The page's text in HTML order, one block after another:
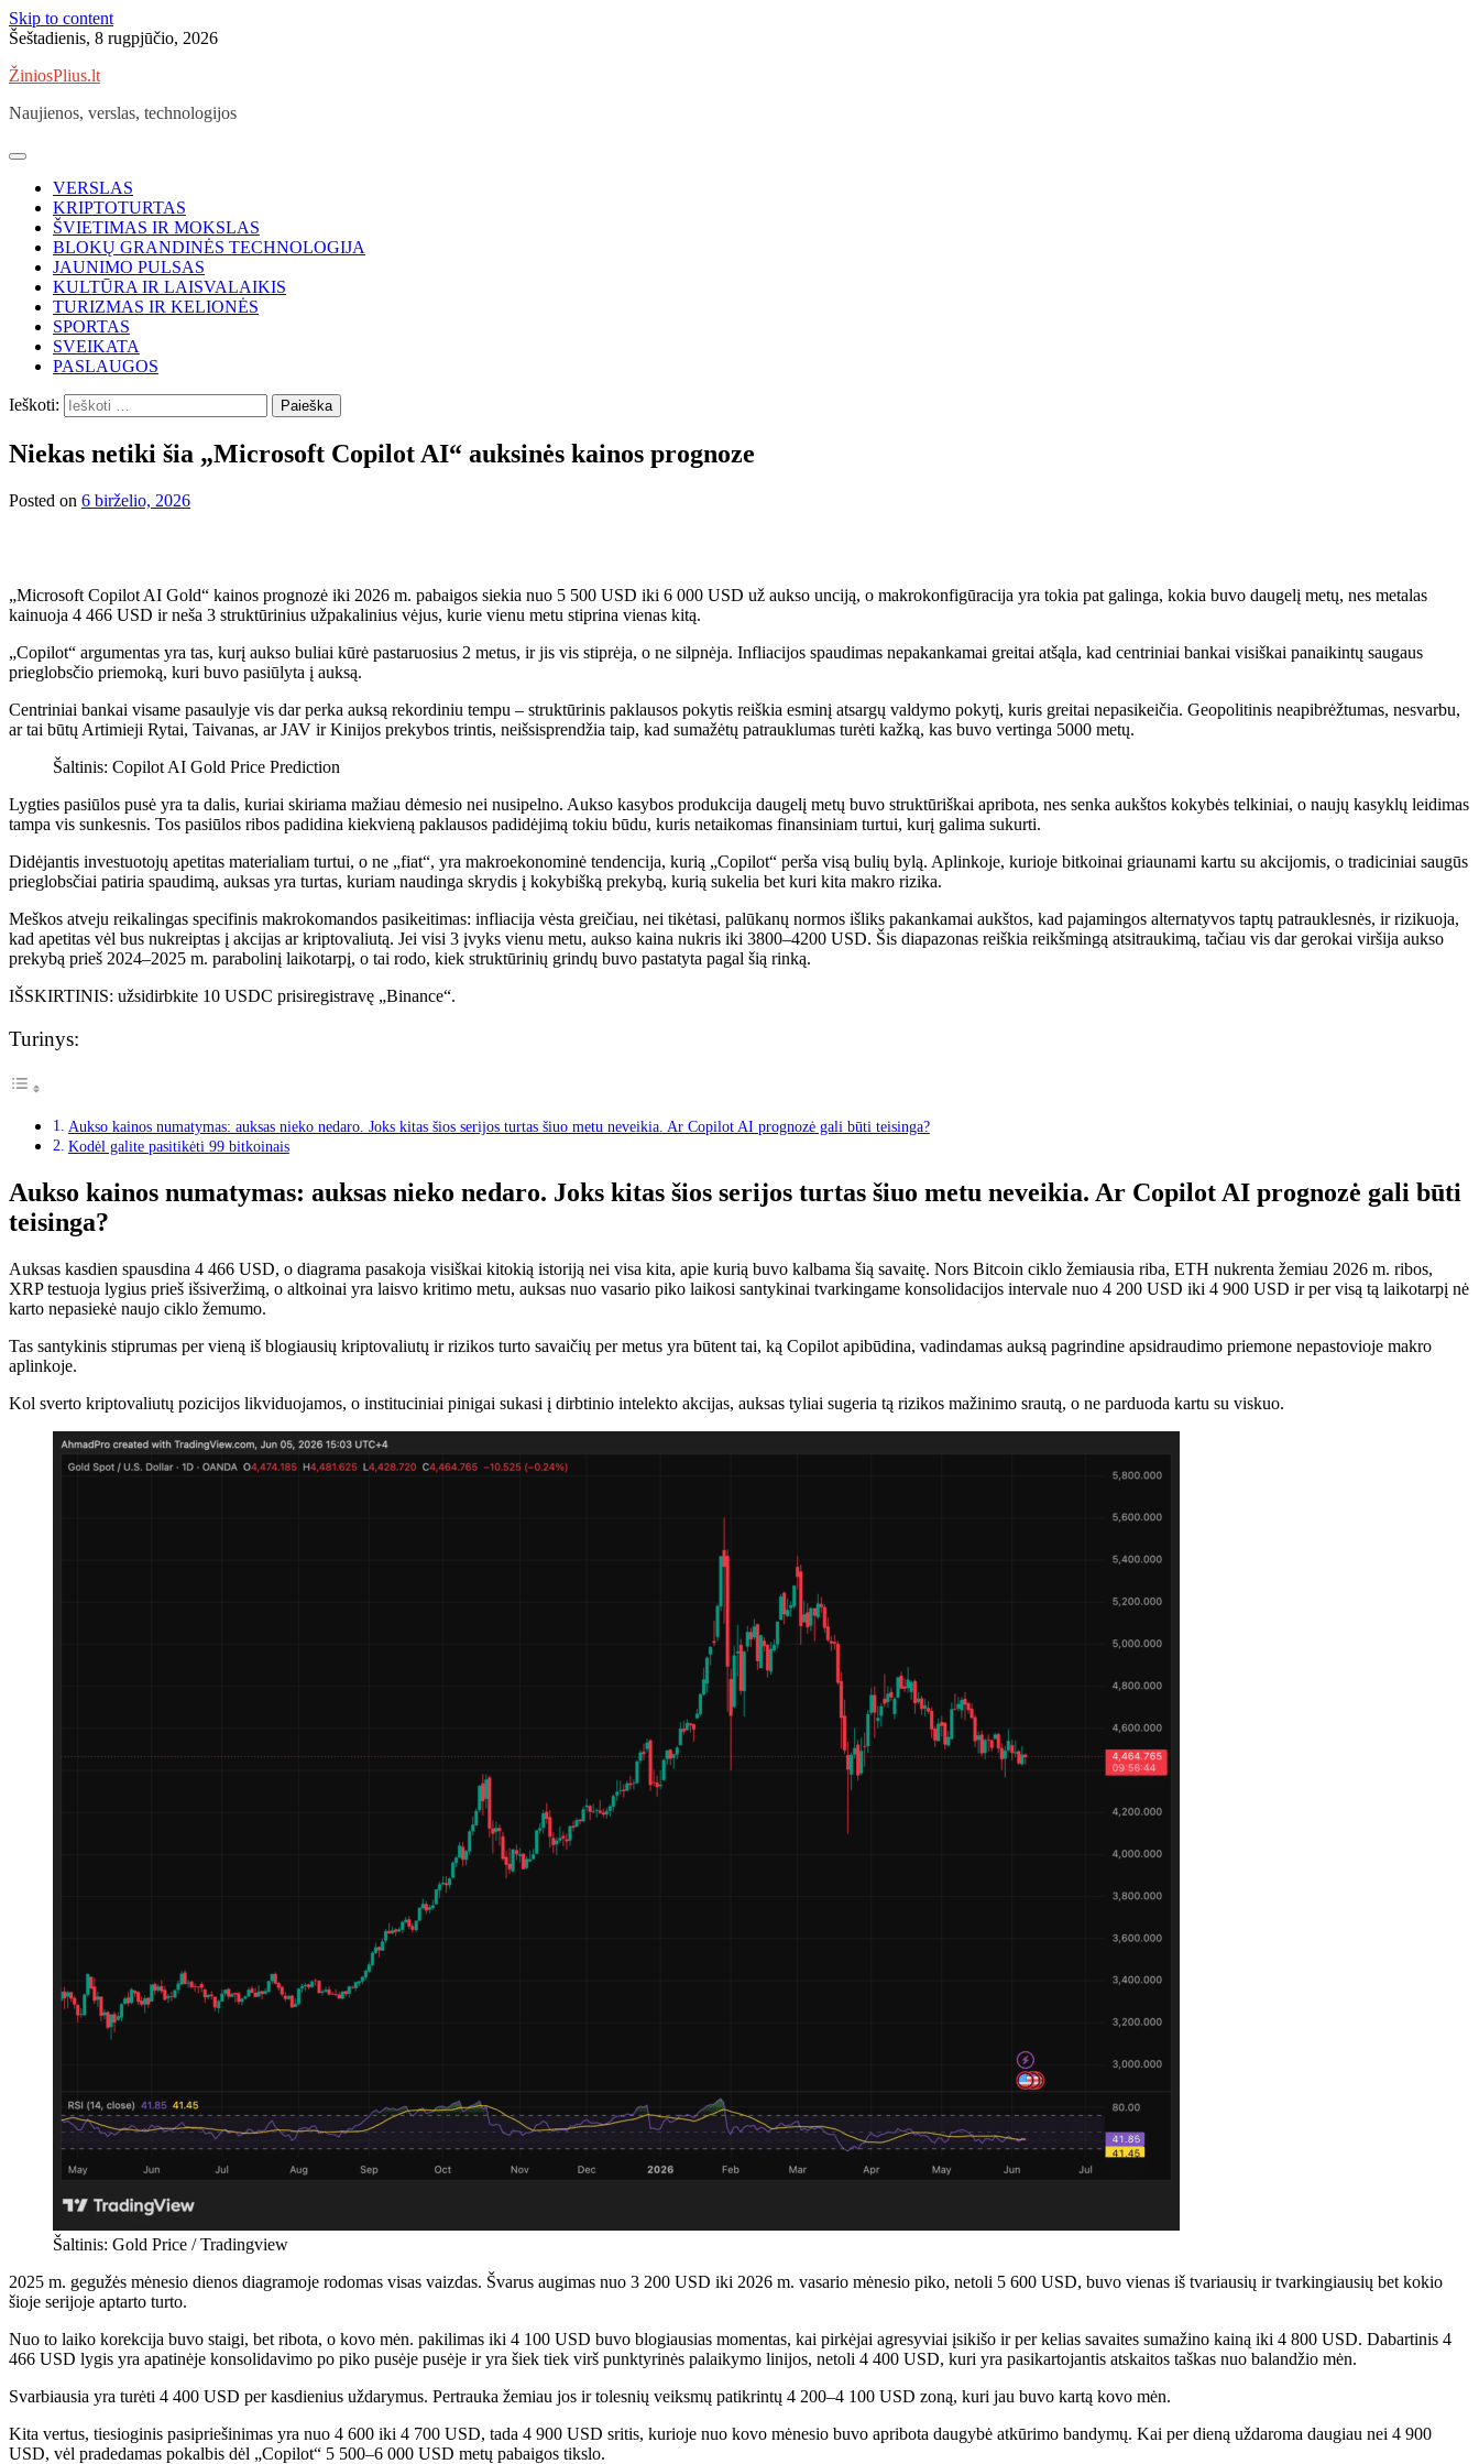
Skip to content
Šeštadienis, 8 rugpjūčio, 2026
ŽiniosPlius.lt
Naujienos, verslas, technologijos
VERSLAS
KRIPTOTURTAS
ŠVIETIMAS IR MOKSLAS
BLOKŲ GRANDINĖS TECHNOLOGIJA
JAUNIMO PULSAS
KULTŪRA IR LAISVALAIKIS
TURIZMAS IR KELIONĖS
SPORTAS
SVEIKATA
PASLAUGOS
Ieškoti:
Niekas netiki šia „Microsoft Copilot AI“ auksinės kainos prognoze
Posted on 6 birželio, 2026
„Microsoft Copilot AI Gold“ kainos prognozė iki 2026 m. pabaigos siekia nuo 5 500 USD iki 6 000 USD už aukso unciją, o makrokonfigūracija yra tokia pat galinga, kokia buvo daugelį metų, nes metalas
kainuoja 4 466 USD ir neša 3 struktūrinius užpakalinius vėjus, kurie vienu metu stiprina vienas kitą.
„Copilot“ argumentas yra tas, kurį aukso buliai kūrė pastaruosius 2 metus, ir jis vis stiprėja, o ne silpnėja. Infliacijos spaudimas nepakankamai greitai atšąla, kad centriniai bankai visiškai panaikintų saugaus
prieglobsčio priemoką, kuri buvo pasiūlyta į auksą.
Centriniai bankai visame pasaulyje vis dar perka auksą rekordiniu tempu – struktūrinis paklausos pokytis reiškia esminį atsargų valdymo pokytį, kuris greitai nepasikeičia. Geopolitinis neapibrėžtumas, nesvarbu,
ar tai būtų Artimieji Rytai, Taivanas, ar JAV ir Kinijos prekybos trintis, neišsisprendžia taip, kad sumažėtų patrauklumas turėti kažką, kas buvo vertinga 5000 metų.
Šaltinis: Copilot AI Gold Price Prediction
Lygties pasiūlos pusė yra ta dalis, kuriai skiriama mažiau dėmesio nei nusipelno. Aukso kasybos produkcija daugelį metų buvo struktūriškai apribota, nes senka aukštos kokybės telkiniai, o naujų kasyklų leidimas
tampa vis sunkesnis. Tos pasiūlos ribos padidina kiekvieną paklausos padidėjimą tokiu būdu, kuris netaikomas finansiniam turtui, kurį galima sukurti.
Didėjantis investuotojų apetitas materialiam turtui, o ne „fiat“, yra makroekonominė tendencija, kurią „Copilot“ perša visą bulių bylą. Aplinkoje, kurioje bitkoinai griaunami kartu su akcijomis, o tradiciniai saugūs
prieglobsčiai patiria spaudimą, auksas yra turtas, kuriam naudinga skrydis į kokybišką prekybą, kurią sukelia bet kuri kita makro rizika.
Meškos atveju reikalingas specifinis makrokomandos pasikeitimas: infliacija vėsta greičiau, nei tikėtasi, palūkanų normos išliks pakankamai aukštos, kad pajamingos alternatyvos taptų patrauklesnės, ir rizikuoja,
kad apetitas vėl bus nukreiptas į akcijas ar kriptovaliutą. Jei visi 3 įvyks vienu metu, aukso kaina nukris iki 3800–4200 USD. Šis diapazonas reiškia reikšmingą atsitraukimą, tačiau vis dar gerokai viršija aukso
prekybą prieš 2024–2025 m. parabolinį laikotarpį, o tai rodo, kiek struktūrinių grindų buvo pastatyta pagal šią rinką.
IŠSKIRTINIS: užsidirbkite 10 USDC prisiregistravę „Binance“.
Turinys:
Aukso kainos numatymas: auksas nieko nedaro. Joks kitas šios serijos turtas šiuo metu neveikia. Ar Copilot AI prognozė gali būti teisinga?
Kodėl galite pasitikėti 99 bitkoinais
Aukso kainos numatymas: auksas nieko nedaro. Joks kitas šios serijos turtas šiuo metu neveikia. Ar Copilot AI prognozė gali būti
teisinga?
Auksas kasdien spausdina 4 466 USD, o diagrama pasakoja visiškai kitokią istoriją nei visa kita, apie kurią buvo kalbama šią savaitę. Nors Bitcoin ciklo žemiausia riba, ETH nukrenta žemiau 2026 m. ribos,
XRP testuoja lygius prieš išsiveržimą, o altkoinai yra laisvo kritimo metu, auksas nuo vasario piko laikosi santykinai tvarkingame konsolidacijos intervale nuo 4 200 USD iki 4 900 USD ir per visą tą laikotarpį nė
karto nepasiekė naujo ciklo žemumo.
Tas santykinis stiprumas per vieną iš blogiausių kriptovaliutų ir rizikos turto savaičių per metus yra būtent tai, ką Copilot apibūdina, vadindamas auksą pagrindine apsidraudimo priemone nepastovioje makro
aplinkoje.
Kol sverto kriptovaliutų pozicijos likviduojamos, o instituciniai pinigai sukasi į dirbtinio intelekto akcijas, auksas tyliai sugeria tą rizikos mažinimo srautą, o ne parduoda kartu su viskuo.
Šaltinis: Gold Price / Tradingview
2025 m. gegužės mėnesio dienos diagramoje rodomas visas vaizdas. Švarus augimas nuo 3 200 USD iki 2026 m. vasario mėnesio piko, netoli 5 600 USD, buvo vienas iš tvariausių ir tvarkingiausių bet kokio
šioje serijoje aptarto turto.
Nuo to laiko korekcija buvo staigi, bet ribota, o kovo mėn. pakilimas iki 4 100 USD buvo blogiausias momentas, kai pirkėjai agresyviai įsikišo ir per kelias savaites sumažino kainą iki 4 800 USD. Dabartinis 4
466 USD lygis yra apatinėje konsolidavimo po piko pusėje pusėje ir yra šiek tiek virš punktyrinės palaikymo linijos, netoli 4 400 USD, kuri yra pasikartojantis atskaitos taškas nuo balandžio mėn.
Svarbiausia yra turėti 4 400 USD per kasdienius uždarymus. Pertrauka žemiau jos ir tolesnių veiksmų patikrintų 4 200–4 100 USD zoną, kuri jau buvo kartą kovo mėn.
Kita vertus, tiesioginis pasipriešinimas yra nuo 4 600 iki 4 700 USD, tada 4 900 USD sritis, kurioje nuo kovo mėnesio buvo apribota daugybė atkūrimo bandymų. Kai per dieną uždaroma daugiau nei 4 900
USD, vėl pradedamas pokalbis dėl „Copilot“ 5 500–6 000 USD metų pabaigos tikslo.